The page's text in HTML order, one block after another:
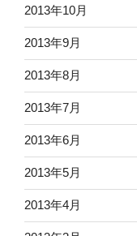
2013年10月
2013年9月
2013年8月
2013年7月
2013年6月
2013年5月
2013年4月